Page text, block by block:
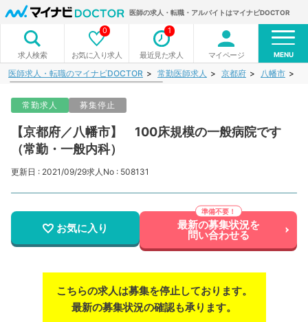
医師の求人・転職・アルバイトはマイナビDOCTOR
求人検索 お気に入り求人
0
最近見た求人
1
マイページ MENU
医師求人・転職のマイナビDOCTOR 常勤医師求人 京都府 八幡市
常勤求人 募集停止
【京都府／八幡市】 100床規模の一般病院です
（常勤・一般内科）
更新日 : 2021/09/29求人No : 508131
お気に入り 最新の募集状況を
問い合わせる
こちらの求人は募集を停止しております。
最新の募集状況の確認も承ります。